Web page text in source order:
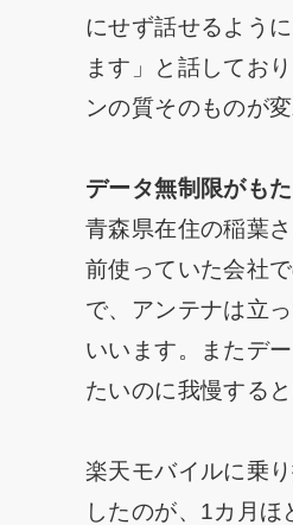
にせず話せるよう
ます」と話してお
ンの質そのものが
データ無制限がも
青森県在住の稲葉
前使っていた会社
で、アンテナは立
いいます。またデ
たいのに我慢する
楽天モバイルに乗
したのが、1カ月